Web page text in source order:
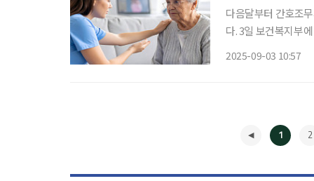
다음달부터 간호조
다. 3일 보건복지부에 따르면 노인복지법 제39조의6 개정에 따라 다음달 2일부터 의료기관에
2025-09-03 10:57
1 2